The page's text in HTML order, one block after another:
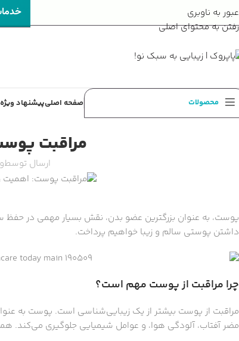
عبور به ناوبری
رفتن به محتوای اصلی
محصولات صفحه اصلیپیشنهاد ویژه
مراقبت
ارسال توسط
پوست، به عنوان بزرگترین عضو بدن، نقش بسیار مهمی در حفظ
داشتن پوستی سالم و زیبا خواهیم پرداخت.
چرا مراقبت از پوست مهم است؟
مراقبت از پوست بیشتر از یک زیبایی‌شناسی است. پوست به
مضر آفتاب، آلودگی هوا، و عوامل شیمیایی جلوگیری می‌کند.